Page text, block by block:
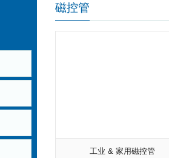
磁控管
工业 & 家用磁控管